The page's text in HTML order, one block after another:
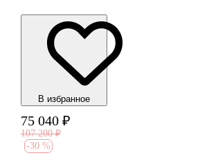
В избранноe
75 040 ₽
107 200 ₽
-30 %